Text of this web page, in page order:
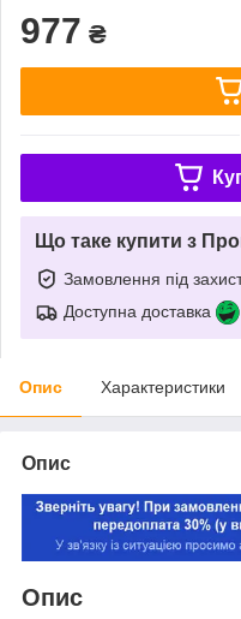
977 ₴
Що таке купити з
Замовлення під
Доступна доставка
Опис Характеристики
Опис
Опис